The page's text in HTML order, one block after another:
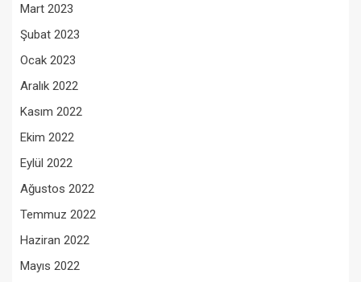
Mart 2023
Şubat 2023
Ocak 2023
Aralık 2022
Kasım 2022
Ekim 2022
Eylül 2022
Ağustos 2022
Temmuz 2022
Haziran 2022
Mayıs 2022